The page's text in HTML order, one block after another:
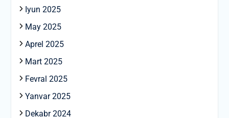
Iyun 2025
May 2025
Aprel 2025
Mart 2025
Fevral 2025
Yanvar 2025
Dekabr 2024